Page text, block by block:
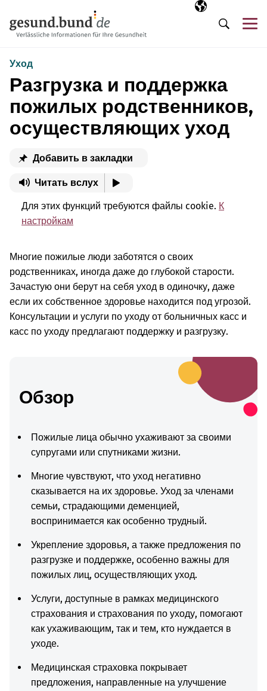
Выбранный
RU
Поиск
Уход
Разгрузка и поддержка
пожилых родственников,
осуществляющих уход
Добавить в закладки
Читать вслух
Для этих функций требуются файлы cookie. К
настройкам
Многие пожилые люди заботятся о своих
родственниках, иногда даже до глубокой старости.
Зачастую они берут на себя уход в одиночку, даже
если их собственное здоровье находится под угрозой.
Консультации и услуги по уходу от больничных касс и
касс по уходу предлагают поддержку и разгрузку.
Обзор
Пожилые лица обычно ухаживают за своими
супругами или спутниками жизни.
Многие чувствуют, что уход негативно
сказывается на их здоровье. Уход за членами
семьи, страдающими деменцией,
воспринимается как особенно трудный.
Укрепление здоровья, а также предложения по
разгрузке и поддержке, особенно важны для
пожилых лиц, осуществляющих уход.
Услуги, доступные в рамках медицинского
страхования и страхования по уходу, помогают
как ухаживающим, так и тем, кто нуждается в
уходе.
Медицинская страховка покрывает
предложения, направленные на улучшение